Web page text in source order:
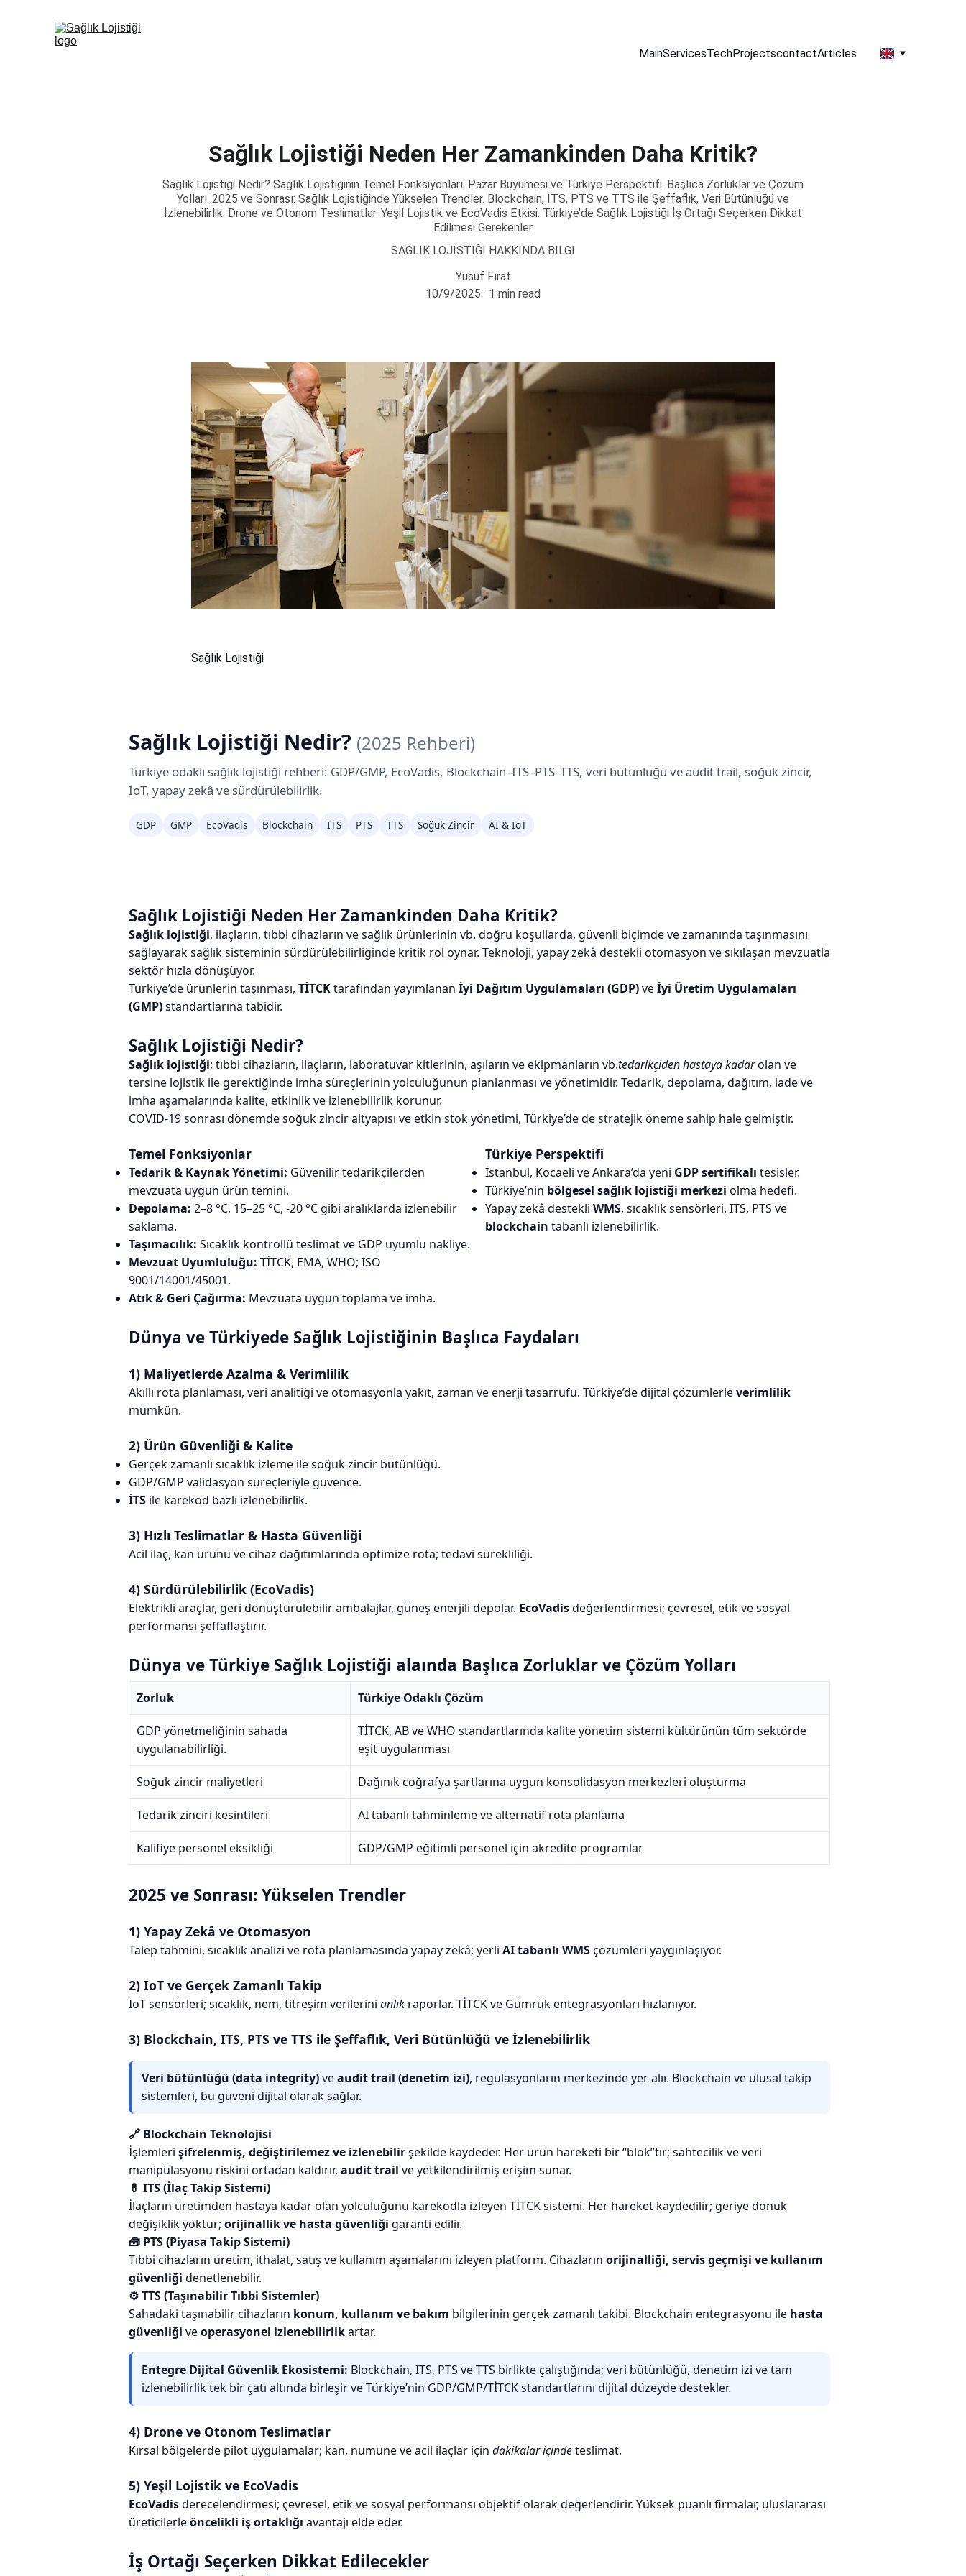
MainServicesTechProjectscontactArticles
Sağlık Lojistiği Neden Her Zamankinden Daha Kritik?
Sağlık Lojistiği Nedir? Sağlık Lojistiğinin Temel Fonksiyonları. Pazar Büyümesi ve Türkiye Perspektifi. Başlıca Zorluklar ve Çözüm
Yolları. 2025 ve Sonrası: Sağlık Lojistiğinde Yükselen Trendler. Blockchain, ITS, PTS ve TTS ile Şeffaflık, Veri Bütünlüğü ve
İzlenebilirlik. Drone ve Otonom Teslimatlar. Yeşil Lojistik ve EcoVadis Etkisi. Türkiye’de Sağlık Lojistiği İş Ortağı Seçerken Dikkat
Edilmesi Gerekenler
SAGLIK LOJISTIĞI HAKKINDA BILGI
Yusuf Fırat
10/9/2025
1 min read
Sağlık Lojistiği